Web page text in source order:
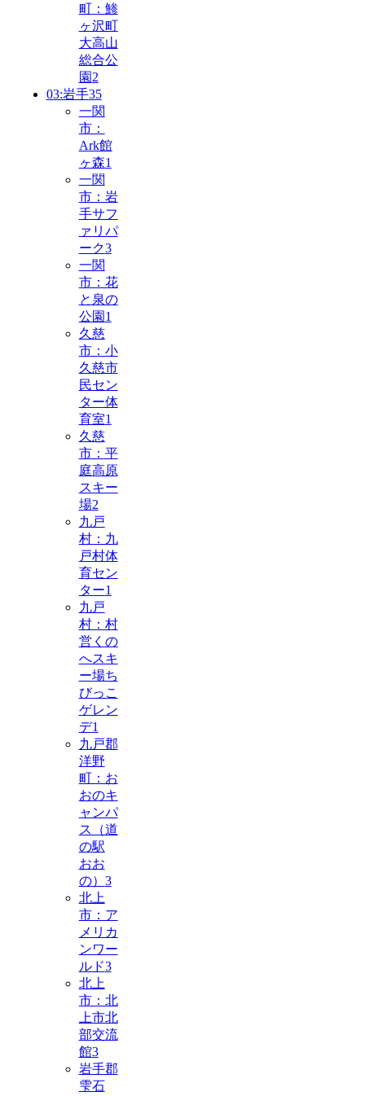
町：鯵
ヶ沢町
大高山
総合公
園 2
03:岩手35
一関
市：
Ark館
ヶ森1
一関
市：岩
手サフ
ァリパ
ーク3
一関
市：花
と泉の
公園 1
久慈
市：小
久慈市
民セン
ター体
育室1
久慈
市：平
庭高原
スキー
場2
九戸
村：九
戸村体
育セン
ター1
九戸
村：村
営くの
へスキ
ー場ち
びっこ
ゲレン
デ1
九戸郡
洋野
町：お
おのキ
ャンパ
ス（道
の駅
おお
の） 3
北上
市：ア
メリカ
ンワー
ルド3
北上
市：北
上市北
部交流
館3
岩手郡
雫石